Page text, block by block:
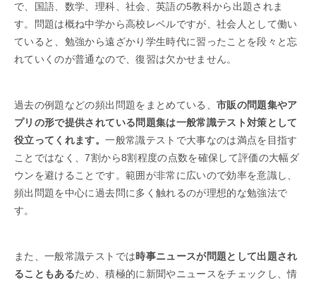
で、国語、数学、理科、社会、英語の5教科から出題されま
す。問題は概ね中学から高校レベルですが、社会人として働い
ていると、勉強から遠ざかり学生時代に習ったことを段々と忘
れていくのが普通なので、復習は欠かせません。
過去の例題などの頻出問題をまとめている、 市販の問題集やア
プリの形で提供されている問題集は一般常識テスト対策として
役立ってくれます。一般常識テストで大事なのは満点を目指す
ことではなく、7割から8割程度の点数を確保して評価の大幅ダ
ウンを避けることです。範囲が非常に広いので効率を意識し、
頻出問題を中心に過去問に多く触れるのが理想的な勉強法で
す。
また、一般常識テストでは時事ニュースが問題として出題され
ることもあるため、積極的に新聞やニュースをチェックし、情